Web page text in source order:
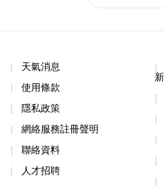
天氣消息
使用條款
隱私政策
網絡服務註冊聲明
聯絡資料
人才招聘
新